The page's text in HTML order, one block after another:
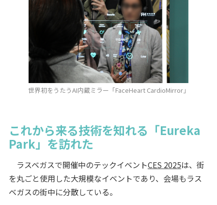
世界初をうたうAI内蔵ミラー「FaceHeart CardioMirror」
これから来る技術を知れる「Eureka
Park」を訪れた
ラスベガスで開催中のテックイベントCES 2025は、街
を丸ごと使用した大規模なイベントであり、会場もラス
ベガスの街中に分散している。